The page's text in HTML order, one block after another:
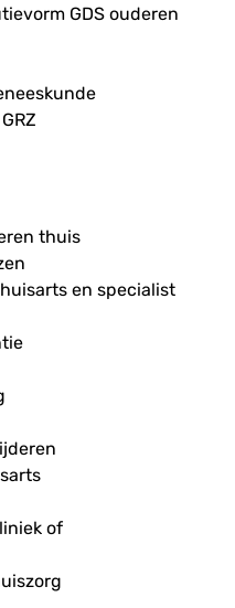
GDS ouderen
thuis
en specialist
of